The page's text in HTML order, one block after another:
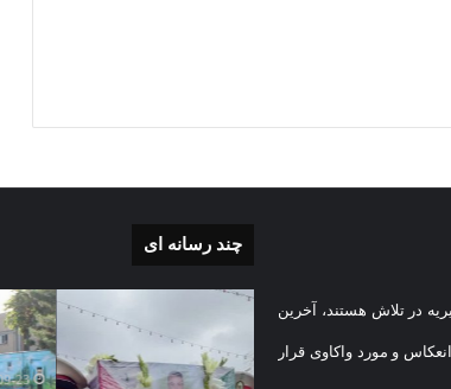
در تلاش هستند، آخرین
و مورد واکاوی قرار
چند رسانه ای
گزارش
تصویری
سال2024-09-23